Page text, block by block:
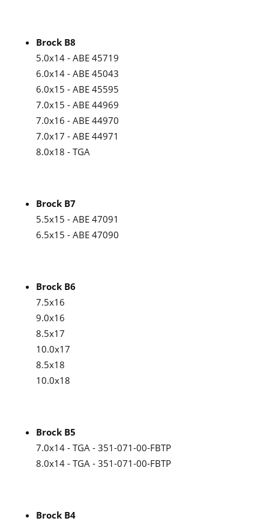
Brock B8
5.0x14 - ABE 45719
6.0x14 - ABE 45043
6.0x15 - ABE 45595
7.0x15 - ABE 44969
7.0x16 - ABE 44970
7.0x17 - ABE 44971
8.0x18 - TGA
Brock B7
5.5x15 - ABE 47091
6.5x15 - ABE 47090
Brock B6
7.5x16
9.0x16
8.5x17
10.0x17
8.5x18
10.0x18
Brock B5
7.0x14 - TGA - 351-071-00-FBTP
8.0x14 - TGA - 351-071-00-FBTP
Brock B4